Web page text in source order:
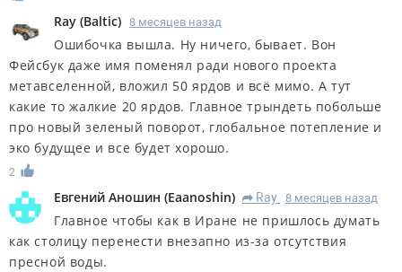
Ray (Baltic) 8 месяцев назад
Ошибочка вышла. Ну ничего, бывает. Вон
Фейсбук даже имя поменял ради нового проекта
метавселенной, вложил 50 ярдов и всё мимо. А тут
какие то жалкие 20 ярдов. Главное трындеть побольше
про новый зеленый поворот, глобальное потепление и
эко будущее и все будет хорошо.
2
Евгений Аношин (Eaanoshin) R Ray 8 месяцев назад
Главное чтобы как в Иране не пришлось думать
как столицу перенести внезапно из-за отсутствия
пресной воды.